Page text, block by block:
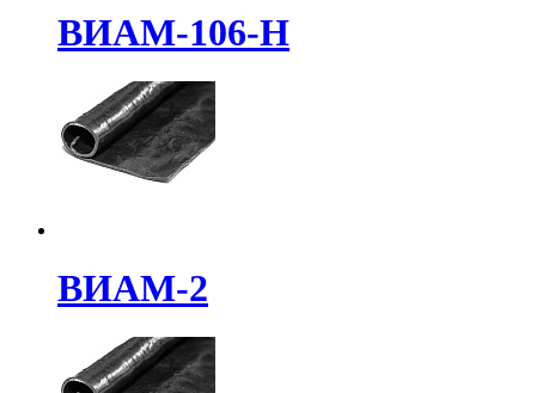
ВИАМ-106-Н
ВИАМ-2